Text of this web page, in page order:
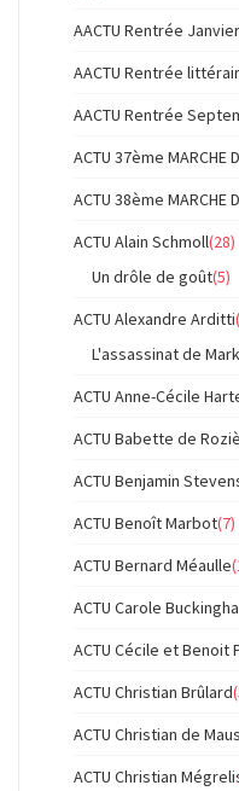
AACTU Rentrée
AACTU Rentrée
AACTU Rentrée
ACTU 37ème MARCHE
ACTU 38ème MARCHE
ACTU Alain Schmoll(28)
Un drôle de goût(5)
ACTU Alexandre Arditti
L'assassinat de
ACTU Anne-Cécile
ACTU Babette de
ACTU Benjamin
ACTU Benoît Marbot(7)
ACTU Bernard Méaulle
ACTU Carole
ACTU Cécile et Benoit
ACTU Christian Brûlard
ACTU Christian de
ACTU Christian